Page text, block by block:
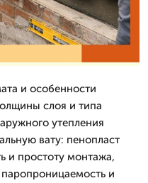
и особенности
слоя и типа
утепления
вату: пенопласт
и простоту монтажа,
и